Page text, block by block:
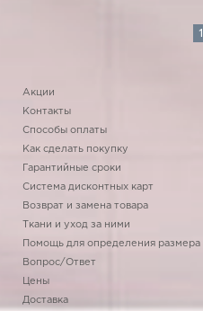
1
Акции
Контакты
Способы оплаты
Как сделать покупку
Гарантийные сроки
Система дисконтных карт
Возврат и замена товара
Ткани и уход за ними
Помощь для определения размера
Вопрос/Ответ
Цены
Доставка